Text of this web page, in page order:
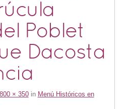
Poblet
Dacosta
800 × 350in Menú Históricos en